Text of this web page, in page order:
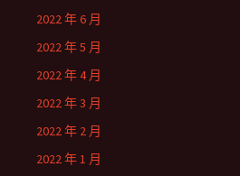
2022 年 6 月
2022 年 5 月
2022 年 4 月
2022 年 3 月
2022 年 2 月
2022 年 1 月